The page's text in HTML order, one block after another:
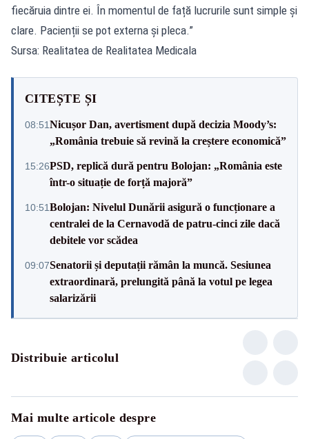
fiecăruia dintre ei. În momentul de față lucrurile sunt simple și
clare. Pacienții se pot externa și pleca.”
Sursa: Realitatea de Realitatea Medicala
CITEȘTE ȘI
08:51Nicușor Dan, avertisment după decizia Moody’s:
„România trebuie să revină la creștere economică”
15:26PSD, replică dură pentru Bolojan: „România este
într-o situație de forță majoră”
10:51Bolojan: Nivelul Dunării asigură o funcționare a
centralei de la Cernavodă de patru-cinci zile dacă
debitele vor scădea
09:07Senatorii și deputații rămân la muncă. Sesiunea
extraordinară, prelungită până la votul pe legea
salarizării
Distribuie articolul
Mai multe articole despre